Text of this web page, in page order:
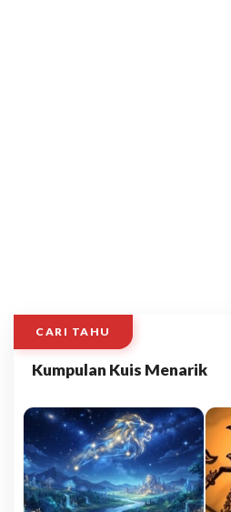
CARI TAHU
Kumpulan Kuis Menarik